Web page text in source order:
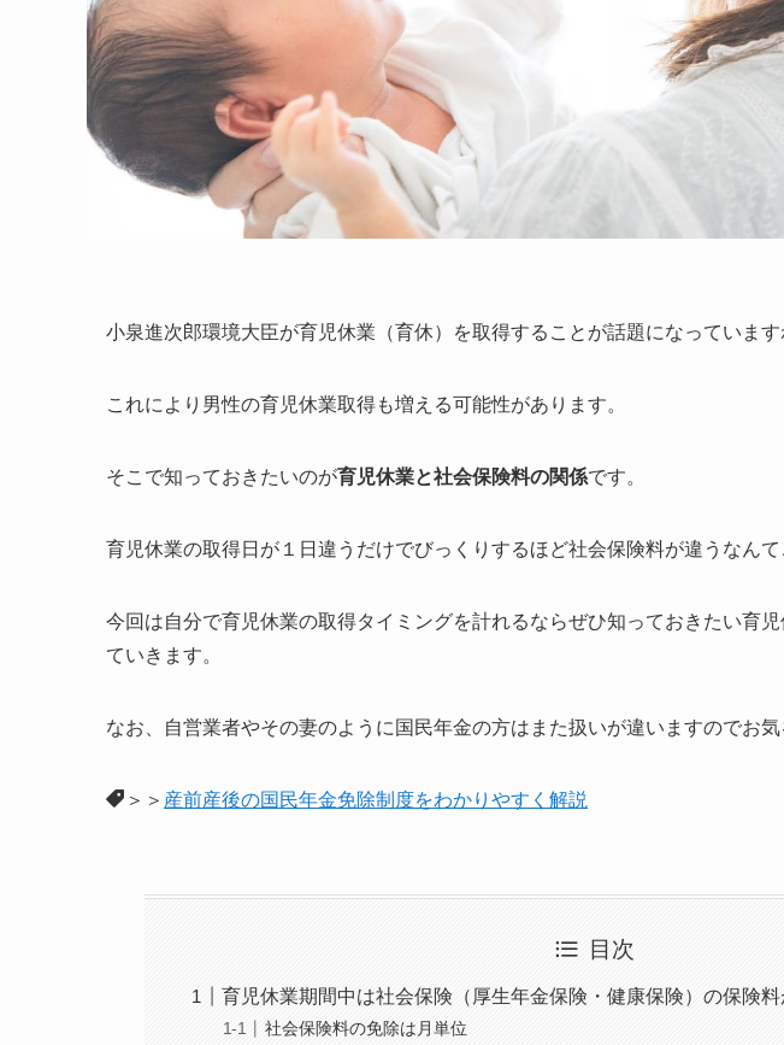
小泉進次郎環境大臣が育児休業（育休）を取得することが話題になっています
これにより男性の育児休業取得も増える可能性があります。
そこで知っておきたいのが育児休業と社会保険料の関係です。
育児休業の取得日が１日違うだけでびっくりするほど社会保険料が違うなん
今回は自分で育児休業の取得タイミングを計れるならぜひ知っておきたい育
ていきます。
なお、自営業者やその妻のように国民年金の方はまた扱いが違いますのでお気
＞＞ 産前産後の国民年金免除制度をわかりやすく解説
目次
育児休業期間中は社会保険（厚生年金保険・健康保険）の保険料
社会保険料の免除は月単位